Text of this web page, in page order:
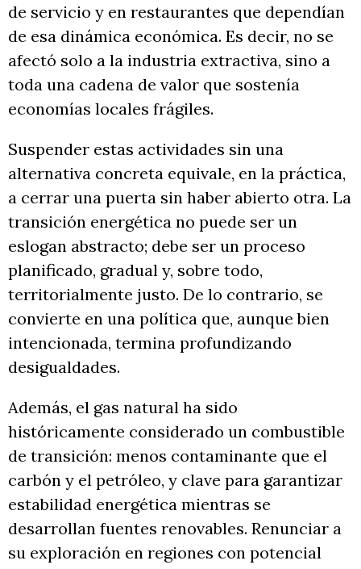
de servicio y en restaurantes que dependían
de esa dinámica económica. Es decir, no se
afectó solo a la industria extractiva, sino a
toda una cadena de valor que sostenía
economías locales frágiles.
Suspender estas actividades sin una
alternativa concreta equivale, en la práctica,
a cerrar una puerta sin haber abierto otra. La
transición energética no puede ser un
eslogan abstracto; debe ser un proceso
planificado, gradual y, sobre todo,
territorialmente justo. De lo contrario, se
convierte en una política que, aunque bien
intencionada, termina profundizando
desigualdades.
Además, el gas natural ha sido
históricamente considerado un combustible
de transición: menos contaminante que el
carbón y el petróleo, y clave para garantizar
estabilidad energética mientras se
desarrollan fuentes renovables. Renunciar a
su exploración en regiones con potencial